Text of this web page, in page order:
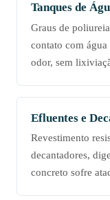
Tanques de
Graus de
contato com água
odor, sem
Efluentes e
Revestimento
decantadores,
concreto sofre